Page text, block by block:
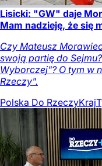
Lisicki: "GW" daje
Mam nadzieję, że się
Czy Mateusz
swoją partię do
Wyborczej"? O tym w
Rzeczy".
Polska Do RzeczyKraj